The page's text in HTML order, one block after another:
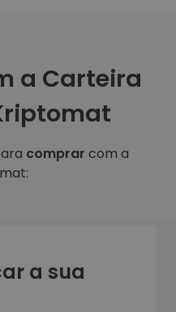
a Carteira
comprar com a
a sua